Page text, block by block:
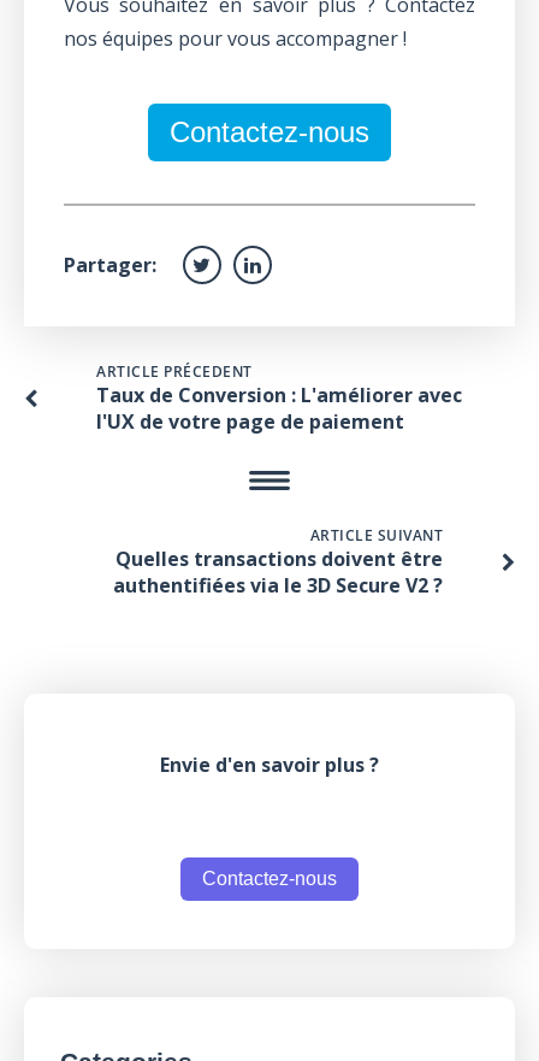
nos équipes pour vous accompagner !
Contactez-nous
Partager:
ARTICLE PRÉCEDENT
Taux de Conversion : L'améliorer avec
l'UX de votre page de paiement
ARTICLE SUIVANT
Quelles transactions doivent être
authentifiées via le 3D Secure V2 ?
Envie d'en savoir plus ?
Contactez-nous